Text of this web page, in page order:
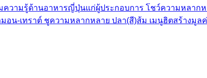
ความรู้ด้านอาหารญี่ปุ่นแก่ผู้ประกอบการ โชว์ความหลาก
อน-เทราต์ ชูความหลากหลาย ปลา(สี)ส้ม เมนูฮิตสร้างมูล